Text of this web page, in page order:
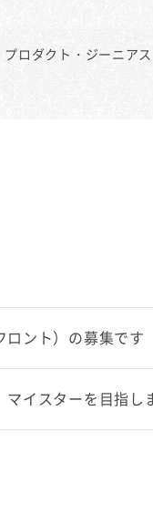
プロダクト・ジーニアス
ロント）の募集です
マイスターを目指し